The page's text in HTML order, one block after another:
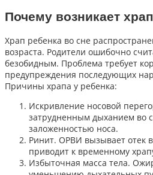
Почему возникает
Храп ребенка во сне
возраста. Родители ошибочно
безобидным. Проблема требует
предупреждения последующих
Причины храпа у ребенка:
Искривление носовой
затрудненным дыханием во
заложенностью носа.
Ринит. ОРВИ вызывает отек в
приводит к временному
Избыточная масса тела.